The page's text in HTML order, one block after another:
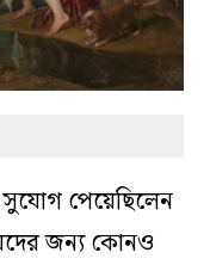
পেয়েছিলেন
জন্য কোনও